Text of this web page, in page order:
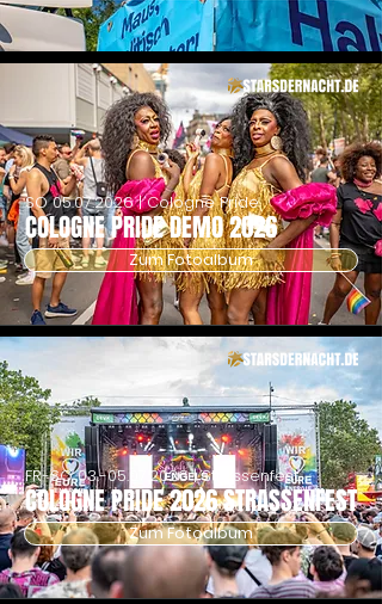
COLOGNE PRIDE DEMO 2026
SO05.07.2026| Cologne Pride
Zum Fotoalbum
COLOGNE PRIDE 2026 STRASSENFEST
FR-SO03.-05.07.2026| Strassenfest
Zum Fotoalbum